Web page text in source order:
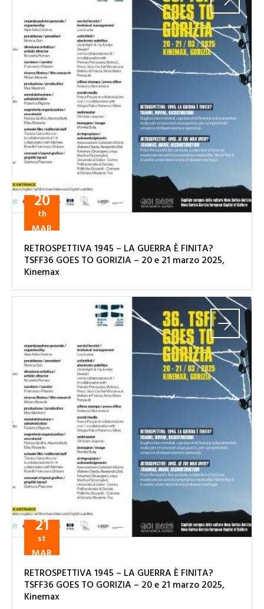
20
th
MAR
RETROSPETTIVA 1945 – LA GUERRA È FINITA?
TSFF36 GOES TO GORIZIA – 20 e 21 marzo 2025,
Kinemax
21
st
MAR
RETROSPETTIVA 1945 – LA GUERRA È FINITA?
TSFF36 GOES TO GORIZIA – 20 e 21 marzo 2025,
Kinemax